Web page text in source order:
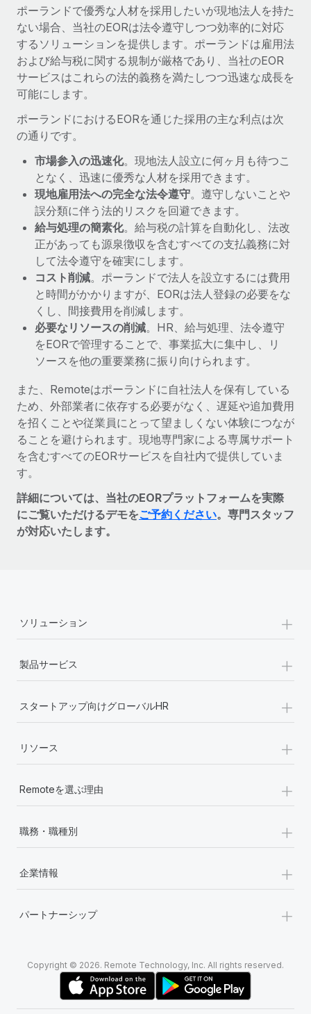
給与詐欺：種類、事例、ビジネスを守る方法
給与, 賃金は詐欺の特に魅力的な標的です。多額の資金がシステ
ム間で頻繁に移動しているためです。このため、自社のビジネス
を保護することは極めて重要です。...
詳細を見る
ポーランドで優秀な人材を採用したいが現地法人を持た
ない場合、当社のEORは法令遵守しつつ効率的に対応
するソリューションを提供します。ポーランドは雇用法
および給与税に関する規制が厳格であり、当社のEOR
サービスはこれらの法的義務を満たしつつ迅速な成長を
可能にします。
ポーランドにおけるEORを通じた採用の主な利点は次
の通りです。
市場参入の迅速化。現地法人設立に何ヶ月も待つこ
となく、迅速に優秀な人材を採用できます。
現地雇用法への完全な法令遵守。遵守しないことや
誤分類に伴う法的リスクを回避できます。
給与処理の簡素化。給与税の計算を自動化し、法改
正があっても源泉徴収を含むすべての支払義務に対
して法令遵守を確実にします。
コスト削減。ポーランドで法人を設立するには費用
と時間がかかりますが、EORは法人登録の必要をな
くし、間接費用を削減します。
必要なリソースの削減。HR、給与処理、法令遵守
をEORで管理することで、事業拡大に集中し、リ
ソースを他の重要業務に振り向けられます。
また、Remoteはポーランドに自社法人を保有している
ため、外部業者に依存する必要がなく、遅延や追加費用
を招くことや従業員にとって望ましくない体験につなが
ることを避けられます。現地専門家による専属サポート
を含むすべてのEORサービスを自社内で提供していま
す。
詳細については、当社のEORプラットフォームを実際
にご覧いただけるデモをご予約ください。専門スタッフ
が対応いたします。
ソリューション +
製品サービス +
スタートアップ向けグローバルHR +
リソース +
Remoteを選ぶ理由 +
職務・職種別 +
企業情報 +
パートナーシップ +
Copyright © 2026. Remote Technology, Inc. All rights reserved.